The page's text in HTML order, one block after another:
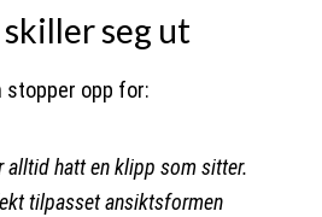
seg ut
stopper opp for:
alltid hatt en klipp som sitter.
tilpasset ansiktsformen